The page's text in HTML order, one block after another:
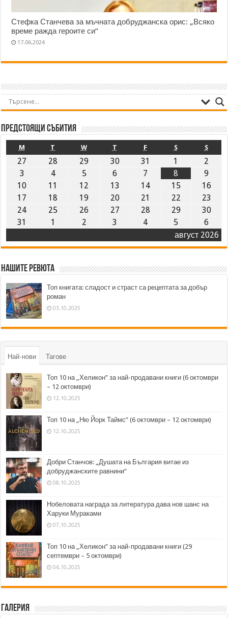
Стефка Станчева за мъчната добруджанска орис: „Всяко
време ражда героите си“
17.06.2024
Предстоящи събития
август 2026
M T W T F S S
27 28 29 30 31 1
2
3
4 5 6 7 8
9
10
11 12 13 14 15
16
17
18 19 20 21 22
23
24
25 26 27 28 29
30
31
1 2 3 4 5 6
Нашите ревюта
Топ книгата: сладост и страст са рецептата за добър
роман
03.10.2025
Най-нови Тагове
Топ 10 на „Хеликон” за най-продавани книги (6 октомври
– 12 октомври)
12.10.2025
Топ 10 на „Ню Йорк Таймс” (6 октомври – 12 октомври)
12.10.2025
Добри Станчов: „Душата на България витае из
добруджанските равнини“
08.10.2025
Нобеловата награда за литература дава нов шанс на
Харуки Мураками
07.10.2025
Топ 10 на „Хеликон” за най-продавани книги (29
септември – 5 октомври)
06.10.2025
Галерия